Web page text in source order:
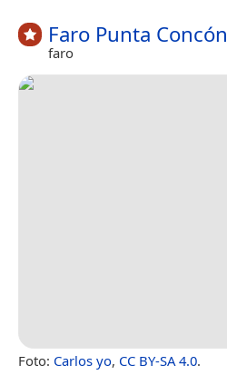
Faro Punta Concón
faro
Foto: Carlos yo, CC BY-SA 4.0.